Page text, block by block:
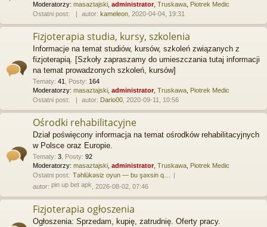
Moderatorzy: masaztajski administrator, Truskawa Piotrek Medic
Ostatni post:
autor: kameleon , 2020-04-04, 19:31
Fizjoterapia studia, kursy, szkolenia
Informacje na temat studiów, kursów, szkoleń związanych z
fizjoterapią. [Szkoły zapraszamy do umieszczania tutaj informacji
na temat prowadzonych szkoleń, kursów]
Tematy: 41 Posty: 164
Moderatorzy: masaztajski administrator, Truskawa Piotrek Medic
Ostatni post:
autor: Dario00 , 2020-09-11, 10:56
Ośrodki rehabilitacyjne
Dział poświęcony informacja na temat ośrodków rehabilitacyjnych
w Polsce oraz Europie.
Tematy: 3 Posty: 92
Moderatorzy: masaztajski administrator, Truskawa Piotrek Medic
Ostatni post: Təhlükəsiz oyun — bu şəxsin q…
autor: pin up bet apk , 2026-08-02, 07:46
Fizjoterapia ogłoszenia
Ogłoszenia: Sprzedam, kupię, zatrudnię. Oferty pracy.